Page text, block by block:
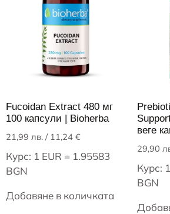
Fucoidan Extract 480 мг
100 капсули | Bioherba
21,99 лв. / 11,24 €
Курс: 1 EUR = 1.95583
BGN
Добавяне в количката
веге
29,90
Курс:
BGN